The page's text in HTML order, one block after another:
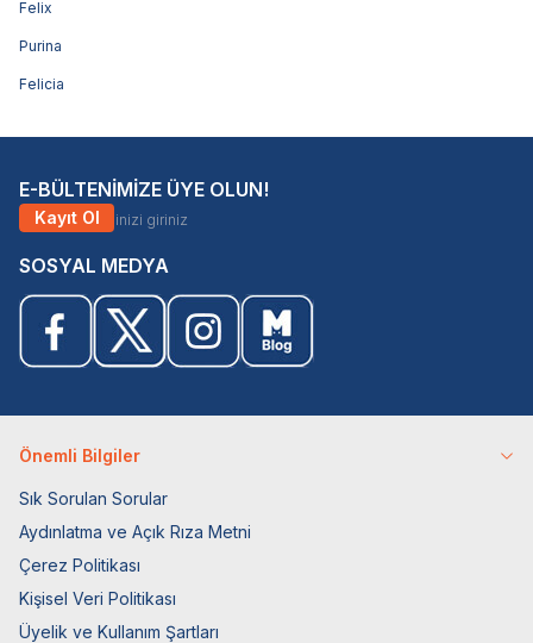
Felix
Purina
Felicia
E-BÜLTENİMİZE ÜYE OLUN!
Kayıt Ol
SOSYAL MEDYA
Önemli Bilgiler
Sık Sorulan Sorular
Aydınlatma ve Açık Rıza Metni
Çerez Politikası
Kişisel Veri Politikası
Üyelik ve Kullanım Şartları